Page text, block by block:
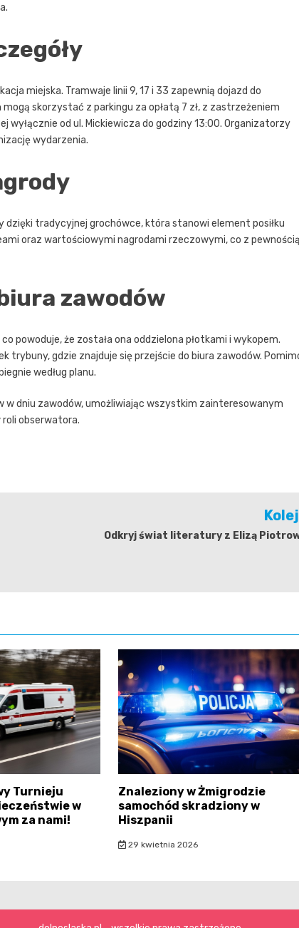
miejska. Tramwaje linii 9, 17 i 33 zapewnią dojazd do
skorzystać z parkingu za opłatą 7 zł, z zastrzeżeniem
wyłącznie od ul. Mickiewicza do godziny 13:00. Organizatorzy
wydarzenia.
dzięki tradycyjnej grochówce, która stanowi element posiłku
oraz wartościowymi nagrodami rzeczowymi, co z
zawodów
powoduje, że została ona oddzielona płotkami i wykopem.
trybuny, gdzie znajduje się przejście do biura zawodów.
według planu.
dniu zawodów, umożliwiając wszystkim zainteresowanym
obserwatora.
Odkryj świat literatury z Elizą
Turnieju
w
za nami!
Znaleziony w Żmigrodzie
samochód skradziony w
Hiszpanii
29 kwietnia 2026